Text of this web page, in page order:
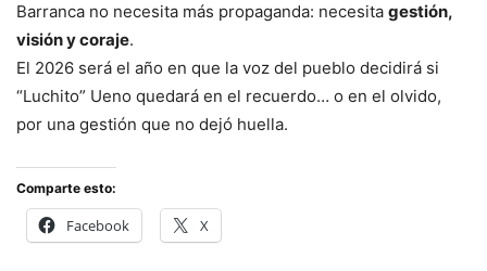
Barranca no necesita más propaganda: necesita gestión,
visión y coraje.
El 2026 será el año en que la voz del pueblo decidirá si
“Luchito” Ueno quedará en el recuerdo… o en el olvido,
por una gestión que no dejó huella.
Comparte esto:
Facebook X